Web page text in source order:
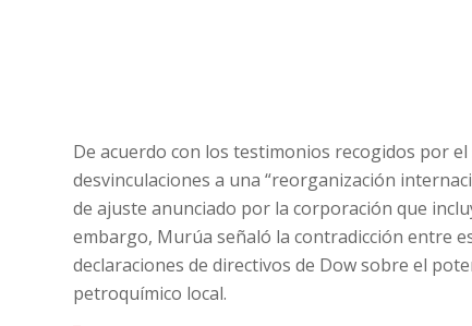
De acuerdo con los testimonios recogidos por
desvinculaciones a una “reorganización
de ajuste anunciado por la corporación que
embargo, Murúa señaló la contradicción entre
declaraciones de directivos de Dow sobre el
petroquímico local.